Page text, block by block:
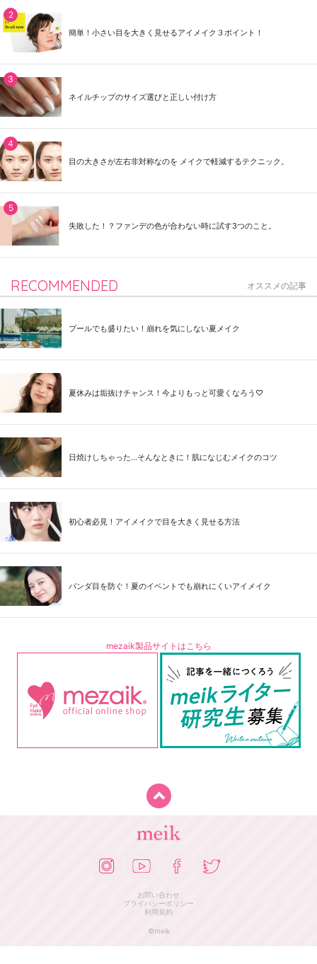
簡単！小さい目を大きく見せるアイメイク３ポイント！
ネイルチップのサイズ選びと正しい付け方
目の大きさが左右非対称なのを メイクで軽減するテクニック。
失敗した！？ファンデの色が合わない時に試す3つのこと。
RECOMMENDED オススメの記事
プールでも盛りたい！崩れを気にしない夏メイク
夏休みは垢抜けチャンス！今よりもっと可愛くなろう♡
日焼けしちゃった...そんなときに！肌になじむメイクのコツ
初心者必見！アイメイクで目を大きく見せる方法
パンダ目を防ぐ！夏のイベントでも崩れにくいアイメイク
mezaik製品サイトはこちら
お問い合わせ
プライバシーポリシー
利用規約
©meik